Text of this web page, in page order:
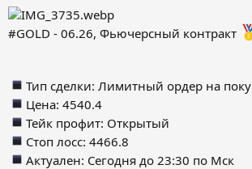
#GOLD - 06.26, Фьючерсный контракт
Тип сделки: Лимитный ордер на
Цена: 4540.4
Тейк профит: Открытый
Стоп лосс: 4466.8
Актуален: Сегодня до 23:30 по Мск